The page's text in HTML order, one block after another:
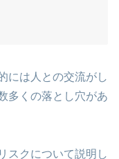
には人との交流がし
多くの落とし穴があ
スクについて説明し